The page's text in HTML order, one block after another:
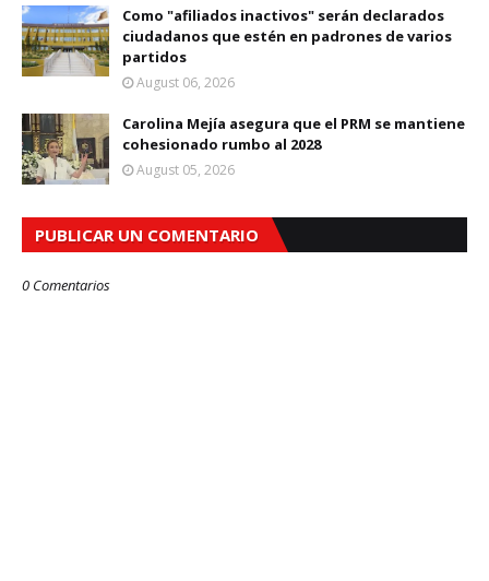
Como "afiliados inactivos" serán declarados
ciudadanos que estén en padrones de varios
partidos
August 06, 2026
Carolina Mejía asegura que el PRM se mantiene
cohesionado rumbo al 2028
August 05, 2026
PUBLICAR UN COMENTARIO
0 Comentarios